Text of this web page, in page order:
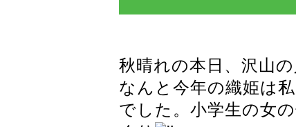
秋晴れの本日、沢山
なんと今年の織姫は
でした。小学生の女